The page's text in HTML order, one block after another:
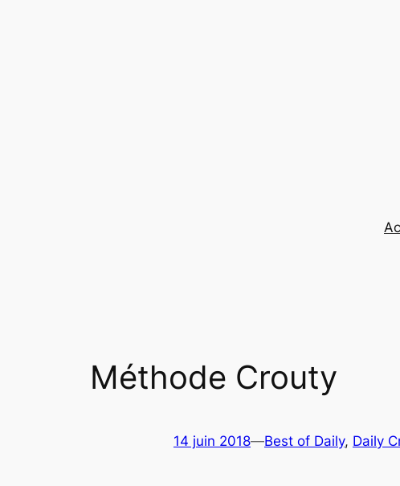
Méthode Crouty
14 juin 2018—Best of Daily, Daily